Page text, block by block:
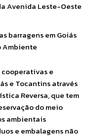
Avenida Leste-Oeste
barragens em Goiás
Ambiente
e
e Tocantins através
Reversa, que tem
do meio
ambientais
e embalagens não